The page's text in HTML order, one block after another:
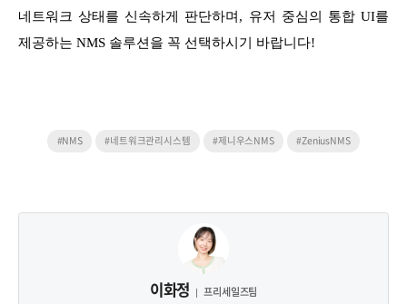
네트워크 상태를 신속하게 판단하며, 유저 중심의 통합 UI를
제공하는 NMS 솔루션을 꼭 선택하시기 바랍니다!
#NMS #네트워크관리시스템 #제니우스NMS #ZeniusNMS
이화정 프리세일즈팀